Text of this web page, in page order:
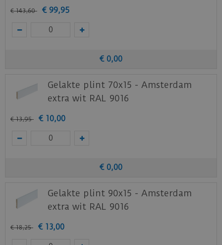
Staal aanvragen
Benieuwd hoe deze nieuwe vloer eruit ziet bij je
€ 143,60 € 99,95
€ 0,00
Gelakte plint 70x15 - Amsterdam
extra wit RAL 9016
€ 13,95 € 10,00
€ 0,00
Gelakte plint 90x15 - Amsterdam
extra wit RAL 9016
€ 18,25 € 13,00